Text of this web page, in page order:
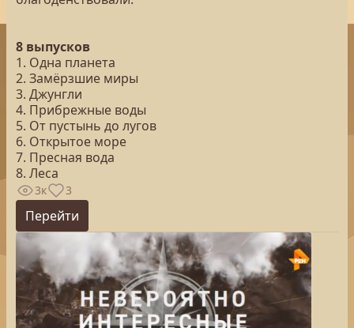
8 выпусков
1. Одна планета
2. Замёрзшие миры
3. Джунгли
4. Прибрежные воды
5. От пустынь до лугов
6. Открытое море
7. Пресная вода
8. Леса
3к 3
Перейти